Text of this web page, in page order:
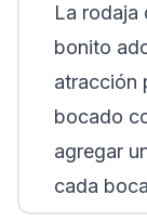
La rodaja
bonito
atracción
bocado
agregar
cada